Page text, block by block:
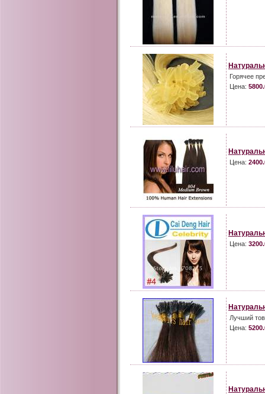
Горячее
Цена:
Цена:
Цена:
Лучший
Цена: